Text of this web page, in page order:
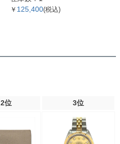
ルダーバッグ タイガ ラ
￥ 125,400(税込)
2位 3位